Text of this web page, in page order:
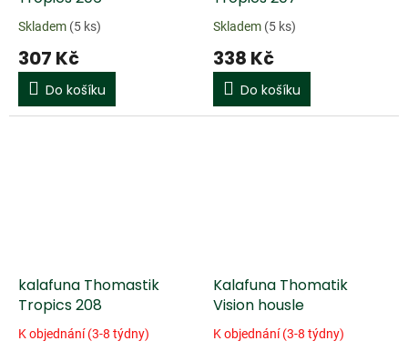
Skladem (5 ks)
307 Kč
Do košíku
Skladem (5 ks)
338 Kč
Do košíku
kalafuna Thomastik
Tropics 208
K objednání (3-8 týdny)
Kalafuna Thomatik
Vision housle
K objednání (3-8 týdny)